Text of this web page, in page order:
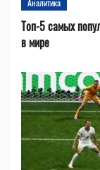
Аналитика
Топ-5 самых
в мире